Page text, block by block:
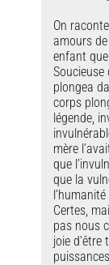
On
amours
enfant
Soucieuse
plongea
corps
légende,
mère
que
que la
Certes,
pas nous
joie